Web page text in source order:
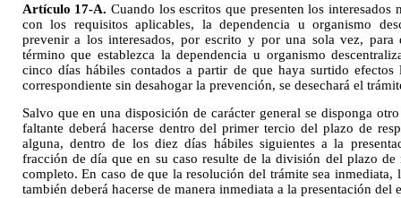
Artículo 17-A. Cuando los escritos que presenten los
con los requisitos aplicables, la dependencia u organismo
prevenir a los interesados, por escrito y por una sola vez, para
término que establezca la dependencia u organismo
cinco días hábiles contados a partir de que haya surtido
correspondiente sin desahogar la prevención, se desechará el
Salvo que en una disposición de carácter general se disponga
faltante deberá hacerse dentro del primer tercio del plazo de
alguna, dentro de los diez días hábiles siguientes a la
fracción de día que en su caso resulte de la división del plazo de
completo. En caso de que la resolución del trámite sea
también deberá hacerse de manera inmediata a la presentación del